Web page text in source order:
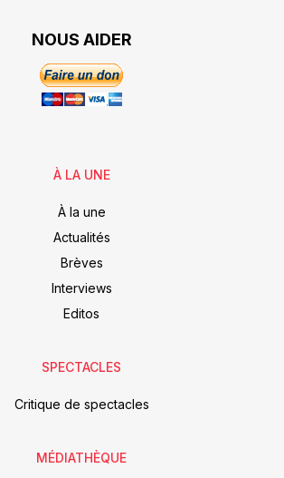
NOUS AIDER
À LA UNE
À la une
Actualités
Brèves
Interviews
Editos
SPECTACLES
Critique de spectacles
MÉDIATHÈQUE